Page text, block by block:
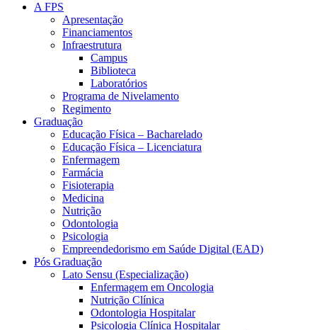
A FPS
Apresentação
Financiamentos
Infraestrutura
Campus
Biblioteca
Laboratórios
Programa de Nivelamento
Regimento
Graduação
Educação Física – Bacharelado
Educação Física – Licenciatura
Enfermagem
Farmácia
Fisioterapia
Medicina
Nutrição
Odontologia
Psicologia
Empreendedorismo em Saúde Digital (EAD)
Pós Graduação
Lato Sensu (Especialização)
Enfermagem em Oncologia
Nutrição Clínica
Odontologia Hospitalar
Psicologia Clínica Hospitalar